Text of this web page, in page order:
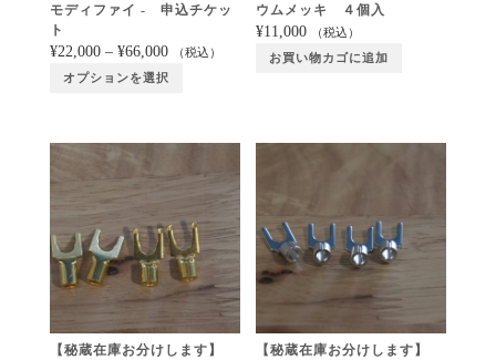
モディファイ - 申込チケッ
ト
¥22,000– ¥66,000 （税込）
オプションを選択
ウムメッキ ４個入
¥11,000 （税込）
お買い物カゴに追加
【秘蔵在庫お分けします】
【秘蔵在庫お分けします】